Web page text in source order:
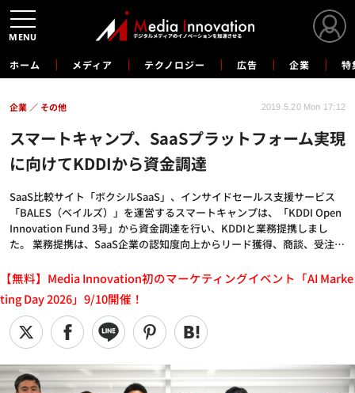
ホーム メディア テクノロジー 広告 企業 特
スマートキャンプ、SaaSプラットフォーム実現
に向けてKDDIから資金調達
SaaS比較サイト「ボクシルSaaS」、インサイドセールス支援サービス
「BALES（ベイルズ）」を運営するスマートキャンプは、「KDDI Open
Innovation Fund 3号」から資金調達を行い、KDDIと業務提携しまし
た。 業務提携は、SaaS企業の認知度向上からリード獲得、商談、受注…
企業 その他 2019.5.20 Mon 17:12
【無料】Media Innovation初のマーケティングイベント「AI Marke
ting Day 2026」9/10開催！
MENU